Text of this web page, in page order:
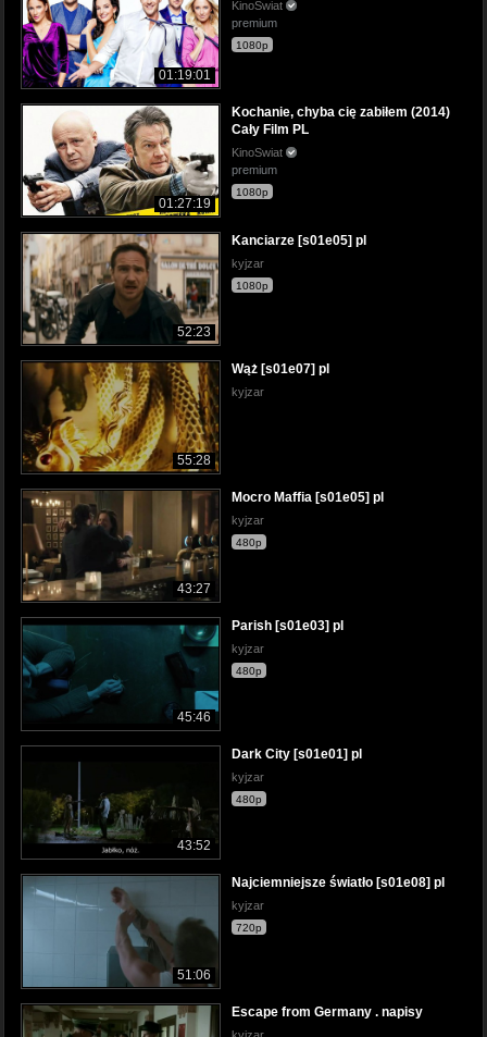
01:19:01
KinoSwiat
premium
1080p
01:27:19
Kochanie, chyba cię zabiłem (2014)
Cały Film PL
KinoSwiat
premium
1080p
52:23
Kanciarze [s01e05] pl
kyjzar
1080p
55:28
Wąż [s01e07] pl
kyjzar
43:27
Mocro Maffia [s01e05] pl
kyjzar
480p
45:46
Parish [s01e03] pl
kyjzar
480p
43:52
Dark City [s01e01] pl
kyjzar
480p
51:06
Najciemniejsze światło [s01e08] pl
kyjzar
720p
Escape from Germany . napisy
kyjzar